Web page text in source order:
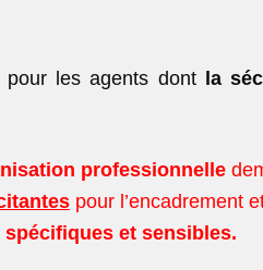
pour les agents dont la
professionnelle
pour l’encadrement
spécifiques et sensibles.